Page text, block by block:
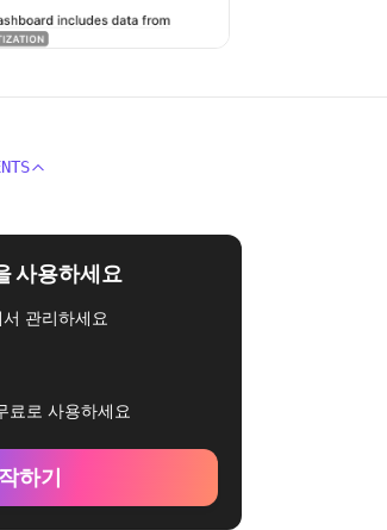
사용하세요
관리하세요
료로 사용하세요
하기